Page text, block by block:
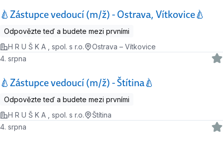
🍐Zástupce vedoucí (m/ž) - Ostrava, Vítkovice🍐
Odpovězte teď a budete mezi prvními
H R U Š K A , spol. s r.o.
Ostrava – Vítkovice
🍐Zástupce vedoucí (m/ž) - Štítina🍐
4. srpna
Odpovězte teď a budete mezi prvními
H R U Š K A , spol. s r.o.
Štítina
4. srpna